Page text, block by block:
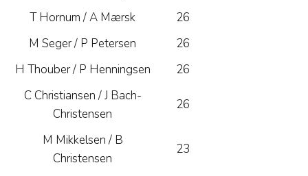
T Hornum / A Mærsk
26
M Seger / P Petersen
26
H Thouber / P Henningsen
26
C Christiansen / J Bach-
Christensen
26
M Mikkelsen / B
Christensen
23